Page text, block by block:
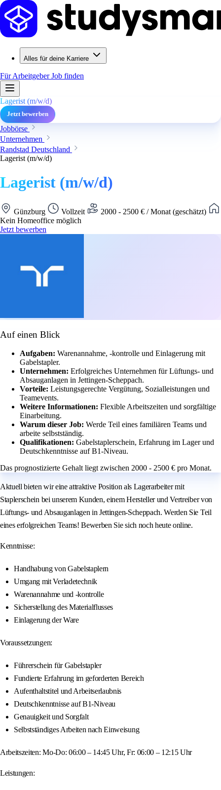
Alles für deine Karriere
Für ArbeitgeberJob finden
Lagerist (m/w/d)
Jetzt bewerben
Jobbörse
Unternehmen
Randstad Deutschland
Lagerist (m/w/d)
Lagerist (m/w/d)
Günzburg Vollzeit
2000 - 2500 € / Monat (geschätzt)
Kein Homeoffice möglich
Jetzt bewerben
Auf einen Blick
Aufgaben: Warenannahme, -kontrolle und Einlagerung mit
Gabelstapler.
Unternehmen: Erfolgreiches Unternehmen für Lüftungs- und
Absauganlagen in Jettingen-Scheppach.
Vorteile: Leistungsgerechte Vergütung, Sozialleistungen und
Teamevents.
Weitere Informationen: Flexible Arbeitszeiten und sorgfältige
Einarbeitung.
Warum dieser Job: Werde Teil eines familiären Teams und
arbeite selbstständig.
Qualifikationen: Gabelstaplerschein, Erfahrung im Lager und
Deutschkenntnisse auf B1-Niveau.
Das prognostizierte Gehalt liegt zwischen 2000 - 2500 € pro Monat.
Aktuell bieten wir eine attraktive Position als Lagerarbeiter mit
Staplerschein bei unserem Kunden, einem Hersteller und Vertreiber von
Lüftungs- und Absauganlagen in Jettingen-Scheppach. Werden Sie Teil
eines erfolgreichen Teams! Bewerben Sie sich noch heute online.
Kenntnisse:
Handhabung von Gabelstaplern
Umgang mit Verladetechnik
Warenannahme und -kontrolle
Sicherstellung des Materialflusses
Einlagerung der Ware
Voraussetzungen:
Führerschein für Gabelstapler
Fundierte Erfahrung im geforderten Bereich
Aufenthaltstitel und Arbeitserlaubnis
Deutschkenntnisse auf B1-Niveau
Genauigkeit und Sorgfalt
Selbstständiges Arbeiten nach Einweisung
Arbeitszeiten: Mo-Do: 06:00 – 14:45 Uhr, Fr: 06:00 – 12:15 Uhr
Leistungen: